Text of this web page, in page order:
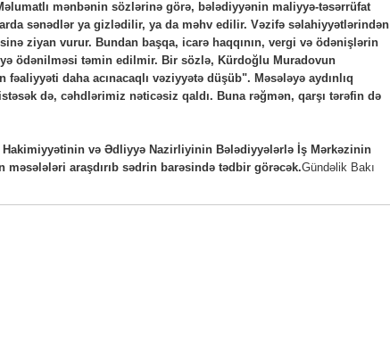
mənbənin sözlərinə görə, bələdiyyənin maliyyə-təsərrüfat
sənədlər ya gizlədilir, ya da məhv edilir. Vəzifə səlahiyyətlərindən
ziyan vurur. Bundan başqa, icarə haqqının, vergi və ödənişlərin
ödənilməsi təmin edilmir. Bir sözlə, Kürdoğlu Muradovun
daha acınacaqlı vəziyyətə düşüb". Məsələyə aydınlıq
də, cəhdlərimiz nəticəsiz qaldı. Buna rəğmən, qarşı tərəfin də
və Ədliyyə Nazirliyinin Bələdiyyələrlə İş Mərkəzinin
araşdırıb sədrin barəsində tədbir görəcək.Gündəlik Bakı